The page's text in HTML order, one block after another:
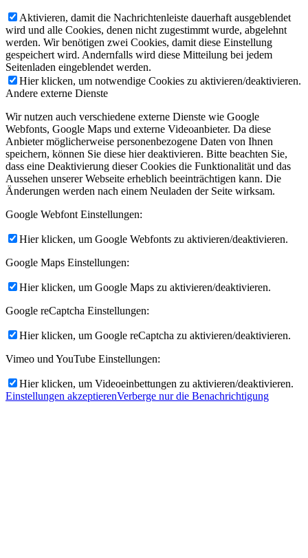
Aktivieren, damit die Nachrichtenleiste dauerhaft ausgeblendet
wird und alle Cookies, denen nicht zugestimmt wurde, abgelehnt
werden. Wir benötigen zwei Cookies, damit diese Einstellung
gespeichert wird. Andernfalls wird diese Mitteilung bei jedem
Seitenladen eingeblendet werden.
Hier klicken, um notwendige Cookies zu aktivieren/deaktivieren.
Andere externe Dienste
Wir nutzen auch verschiedene externe Dienste wie Google
Webfonts, Google Maps und externe Videoanbieter. Da diese
Anbieter möglicherweise personenbezogene Daten von Ihnen
speichern, können Sie diese hier deaktivieren. Bitte beachten Sie,
dass eine Deaktivierung dieser Cookies die Funktionalität und das
Aussehen unserer Webseite erheblich beeinträchtigen kann. Die
Änderungen werden nach einem Neuladen der Seite wirksam.
Google Webfont Einstellungen:
Hier klicken, um Google Webfonts zu aktivieren/deaktivieren.
Google Maps Einstellungen:
Hier klicken, um Google Maps zu aktivieren/deaktivieren.
Google reCaptcha Einstellungen:
Hier klicken, um Google reCaptcha zu aktivieren/deaktivieren.
Vimeo und YouTube Einstellungen:
Hier klicken, um Videoeinbettungen zu aktivieren/deaktivieren.
Einstellungen akzeptierenVerberge nur die Benachrichtigung